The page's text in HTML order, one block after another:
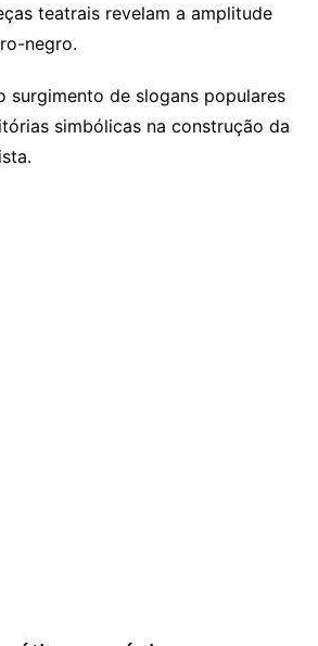
teatrais revelam a amplitude
negro.
surgimento de slogans populares
simbólicas na construção da